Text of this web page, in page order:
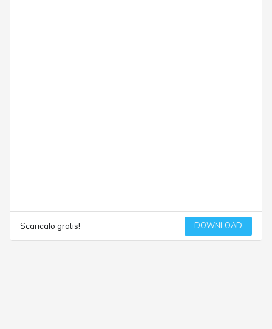
Scaricalo gratis! DOWNLOAD